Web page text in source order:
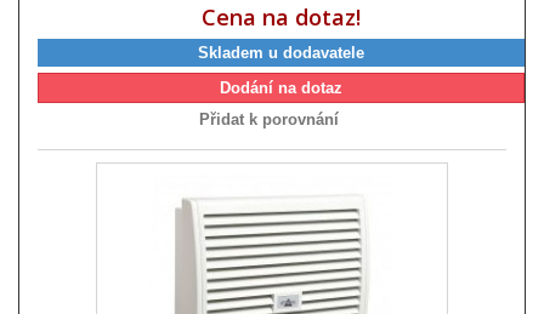
Cena na dotaz!
Skladem u dodavatele
Dodání na dotaz
Přidat k porovnání